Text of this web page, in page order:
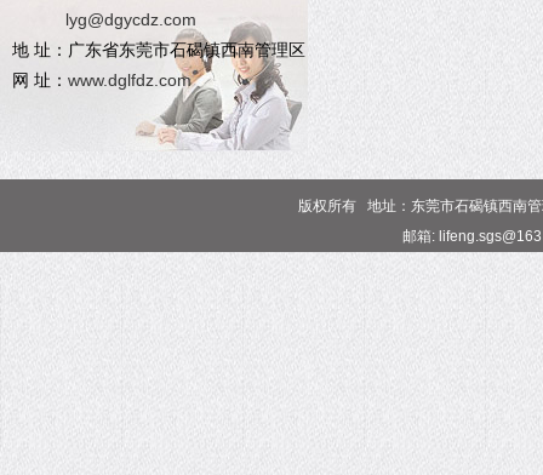
lyg@dgycdz.com
地 址：广东省东莞市石碣镇西南管理区
网 址： www.dglfdz.com
版权所有 地址：东莞市石碣镇西南
邮箱: